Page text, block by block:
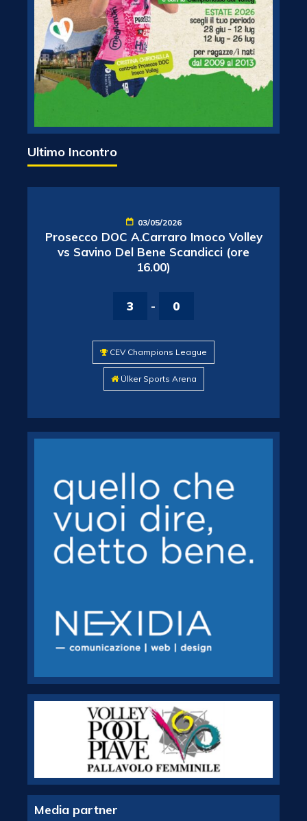
Ultimo Incontro
03/05/2026
Prosecco DOC A.Carraro Imoco Volley
vs Savino Del Bene Scandicci (ore
16.00)
3 - 0
CEV Champions League
Ülker Sports Arena
Media partner